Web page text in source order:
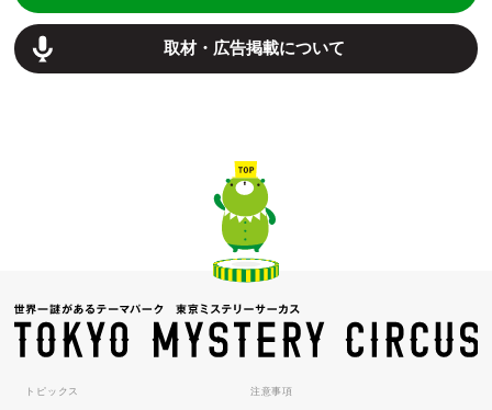
取材・広告掲載について
トピックス 注意事項